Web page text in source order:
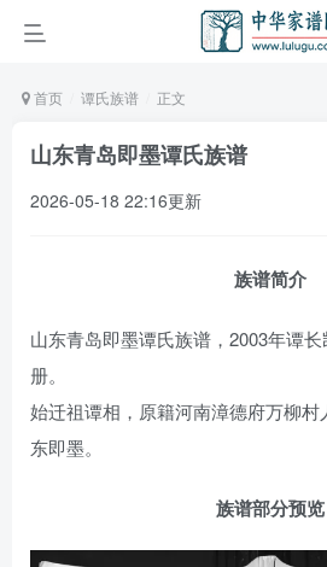
首页 谭氏族谱 正文
山东青岛即墨谭氏族谱
2026-05-18 22:16更新
族谱简介
山东青岛即墨谭氏族谱，2003年谭
册。
始迁祖谭相，原籍河南漳德府万柳
东即墨。
族谱部分预览